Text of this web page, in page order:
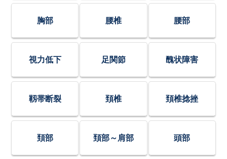
胸部 腰椎 腰部
視力低下 足関節 醜状障害
靱帯断裂 頚椎 頚椎捻挫
頚部 頚部～肩部 頭部